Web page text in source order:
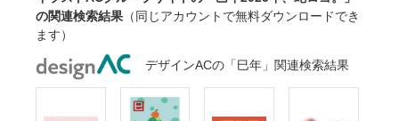
の関連検索結果 （同じアカウントで無料ダウンロードでき
ます）
デザインACの「巳年」関連検索結果